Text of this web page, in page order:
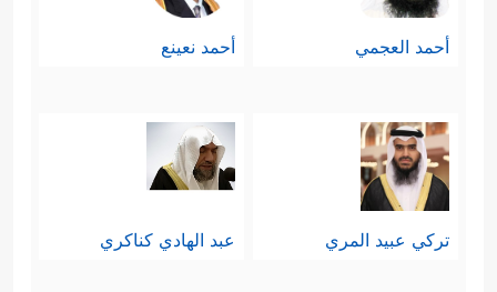
أحمد العجمي أحمد نعينع
تركي عبيد المري عبد الهادي كناكري